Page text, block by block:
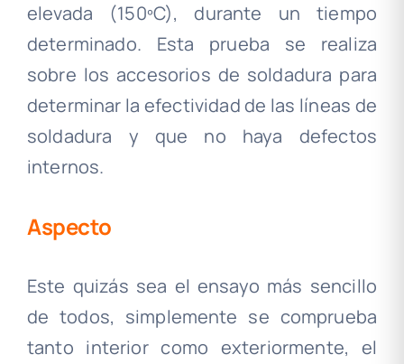
elevada (150ºC), durante un tiempo
determinado. Esta prueba se realiza
sobre los accesorios de soldadura para
determinar la efectividad de las líneas de
soldadura y que no haya defectos
internos.
Aspecto
Este quizás sea el ensayo más sencillo
de todos, simplemente se comprueba
tanto interior como exteriormente, el